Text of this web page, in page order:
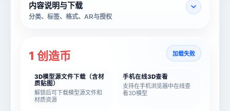
内容说明与下载
分类、标签、格式、AR与授权
1 创造币 加载失败
3D模型源文件下载（含材
质贴图）
解锁后可下载模型源文件和
材质资源
手机在线3D查看
支持在手机浏览器中在线查
看3D模型